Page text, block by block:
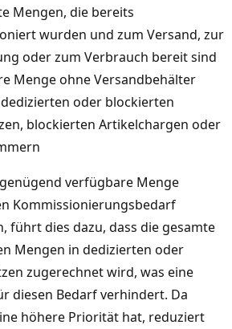
Mengen, die bereits
wurden und zum Versand, zur
oder zum Verbrauch bereit sind
Menge ohne Versandbehälter
oder blockierten
blockierten Artikelchargen oder
verfügbare Menge
Kommissionierungsbedarf
führt dies dazu, dass die gesamte
Mengen in dedizierten oder
zugerechnet wird, was eine
diesen Bedarf verhindert. Da
höhere Priorität hat, reduziert